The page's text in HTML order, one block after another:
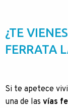
¿TE
FERRATA
Si te apetece
una de las vías